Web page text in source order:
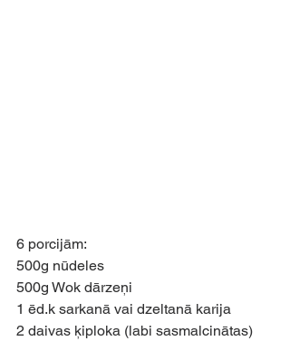
6 porcijām:
500g nūdeles
500g Wok dārzeņi
1 ēd.k sarkanā vai dzeltanā karija
2 daivas ķiploka (labi sasmalcinātas)